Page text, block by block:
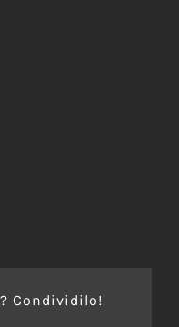
Condividilo!